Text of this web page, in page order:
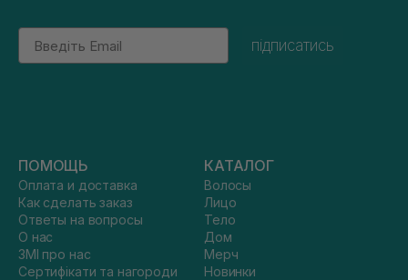
Email
підписатись
ПОМОЩЬ
Оплата и доставка
Как сделать заказ
Ответы на вопросы
О нас
ЗМІ про нас
Сертифікати та нагороди
КАТАЛОГ
Волосы
Лицо
Тело
Дом
Мерч
Новинки